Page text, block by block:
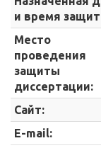
и время
Место
проведения
защиты
диссертации:
Сайт:
E-mail: